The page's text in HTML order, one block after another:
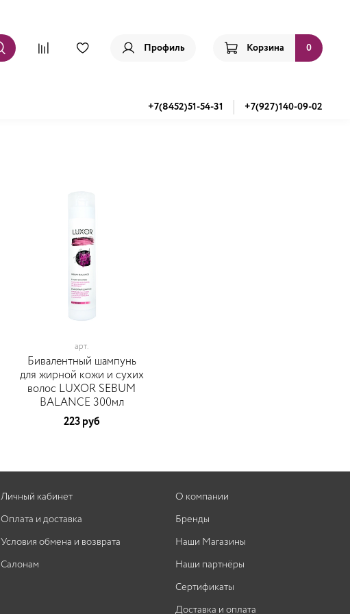
Профиль Корзина 0
+7(8452)51-54-31 +7(927)140-09-02
арт.
Бивалентный шампунь
для жирной кожи и сухих
волос LUXOR SEBUM
BALANCE 300мл
223 руб
Личный кабинет
Оплата и доставка
Условия обмена и возврата
Салонам
О компании
Бренды
Наши Магазины
Наши партнёры
Сертификаты
Доставка и оплата